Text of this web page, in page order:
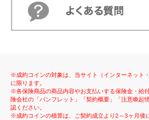
※成約コインの対象は、当サイト（インターネット
に限ります。
※各保険商品の商品内容やお支払いする保険金・給
険会社の「パンフレット」「契約概要」「注意喚起
認ください。
※成約コインの積算は、ご契約成立より2～3ヶ月後